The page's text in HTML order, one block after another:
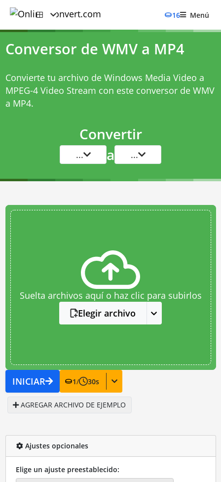
16 Menú
Conversor de WMV a MP4
Convierte tu archivo de Windows Media Video a
MPEG-4 Video Stream con este conversor de WMV
a MP4.
Convertir
... a ...
Suelta archivos aquí o haz clic para subirlos
Elegir archivo
INICIAR 1/ 30s
AGREGAR ARCHIVO DE EJEMPLO
Ajustes opcionales
Elige un ajuste preestablecido: